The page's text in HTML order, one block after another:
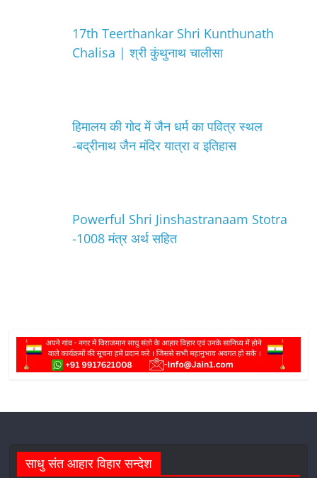
17th Teerthankar Shri Kunthunath
Chalisa | श्री कुंथुनाथ चालीसा
हिमालय की गोद में जैन धर्म का पवित्र स्थल
-बद्रीनाथ जैन मंदिर यात्रा व इतिहास
Powerful Shri Jinshastranaam Stotra
-1008 मंत्र अर्थ सहित
साधु संत आहार विहार सन्देश